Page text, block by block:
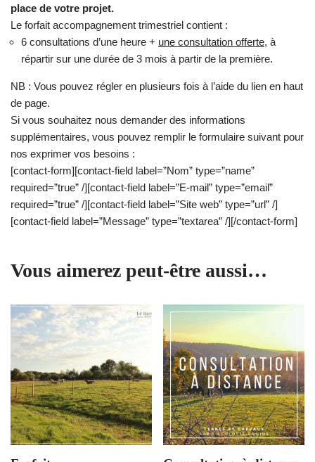
place de votre projet.
Le forfait accompagnement trimestriel contient :
6 consultations d’une heure + une consultation offerte, à
répartir sur une durée de 3 mois à partir de la première.
NB : Vous pouvez régler en plusieurs fois à l’aide du lien en haut
de page.
Si vous souhaitez nous demander des informations
supplémentaires, vous pouvez remplir le formulaire suivant pour
nos exprimer vos besoins :
[contact-form][contact-field label=”Nom” type=”name”
required=”true” /][contact-field label=”E-mail” type=”email”
required=”true” /][contact-field label=”Site web” type=”url” /]
[contact-field label=”Message” type=”textarea” /][/contact-form]
Vous aimerez peut-être aussi…